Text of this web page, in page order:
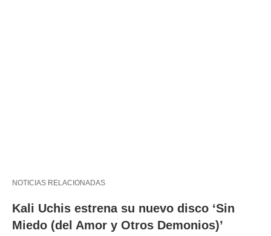
NOTICIAS RELACIONADAS
Kali Uchis estrena su nuevo disco ‘Sin
Miedo (del Amor y Otros Demonios)’